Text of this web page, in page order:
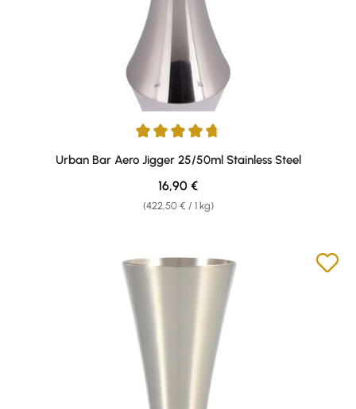
Average rating of 4.67 out of 5 stars
Urban Bar Aero Jigger 25/50ml Stainless Steel
(422,50 € / 1 kg)
Regular price:
16,90 €